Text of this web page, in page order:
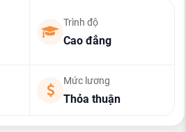
Trình độ
Cao đẳng
Mức lương
Thỏa thuận